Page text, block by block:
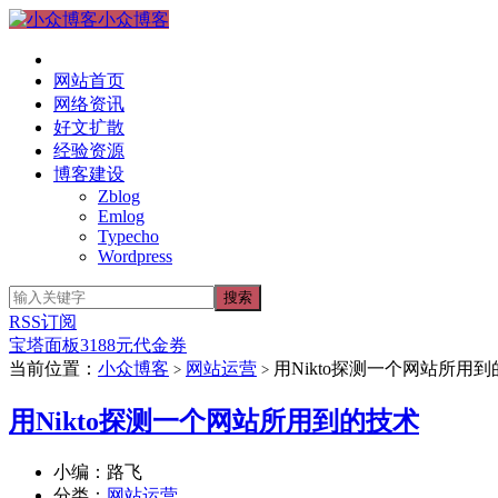
小众博客
网站首页
网络资讯
好文扩散
经验资源
博客建设
Zblog
Emlog
Typecho
Wordpress
RSS订阅
宝塔面板3188元代金券
当前位置： 小众博客 > 网站运营 > 用Nikto探测一个网站所用到
用Nikto探测一个网站所用到的技术
小编：路飞